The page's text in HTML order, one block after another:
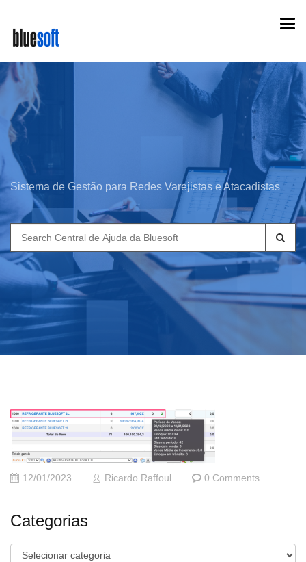
main
content
Sistema de Gestão para Redes Varejistas e Atacadistas
Search
for:
12/01/2023 Ricardo Raffoul 0 Comments
Categorias
Categorias